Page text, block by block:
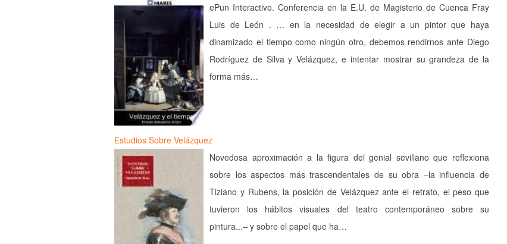
ePun Interactivo. Conferencia en la E.U. de Magisterio de Cuenca Fray
Luis de León . … en la necesidad de elegir a un pintor que haya
dinamizado el tiempo como ningún otro, debemos rendirnos ante Diego
Rodríguez de Silva y Velázquez, e intentar mostrar su grandeza de la
forma más…
Estudios Sobre Velázquez
Novedosa aproximación a la figura del genial sevillano que reflexiona
sobre los aspectos más trascendentales de su obra –la influencia de
Tiziano y Rubens, la posición de Velázquez ante el retrato, el peso que
tuvieron los hábitos visuales del teatro contemporáneo sobre su
pintura...– y sobre el papel que ha…